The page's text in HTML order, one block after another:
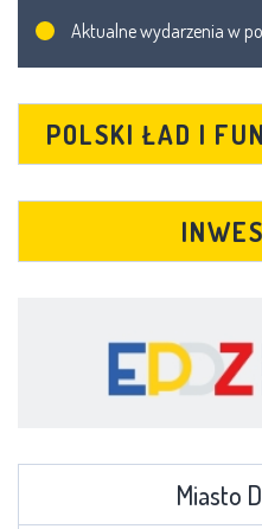
Aktualne wydarzenia w
POLSKI ŁAD I
Miasto